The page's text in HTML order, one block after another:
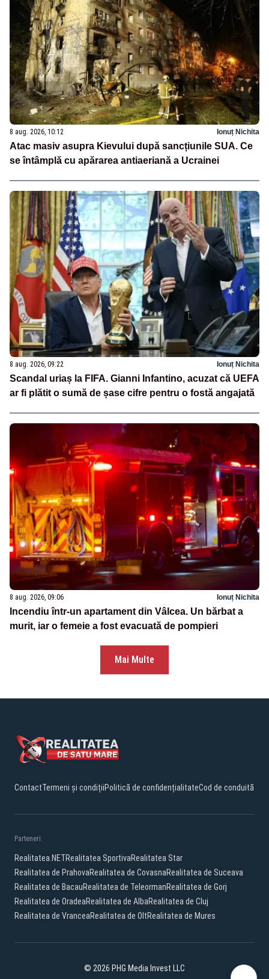
8 aug. 2026, 10:12 Ionuț Nichita
Atac masiv asupra Kievului după sancțiunile SUA. Ce
se întâmplă cu apărarea antiaeriană a Ucrainei
8 aug. 2026, 09:22 Ionuț Nichita
Scandal uriaș la FIFA. Gianni Infantino, acuzat că UEFA
ar fi plătit o sumă de șase cifre pentru o fostă angajată
8 aug. 2026, 09:06 Ionuț Nichita
Incendiu într-un apartament din Vâlcea. Un bărbat a
murit, iar o femeie a fost evacuată de pompieri
Mai Multe
ContactTermeni și condițiiPolitică de confidențialitateCod de conduită
Parteneri:
Realitatea.NETRealitatea SportivaRealitatea Star
Realitatea de PrahovaRealitatea de CovasnaRealitatea de Suceava
Realitatea de BacauRealitatea de TeleormanRealitatea de Gorj
Realitatea de OradeaRealitatea de AlbaRealitatea de Cluj
Realitatea de VranceaRealitatea de OltRealitatea de Mures
© 2026 PHG Media Invest LLC